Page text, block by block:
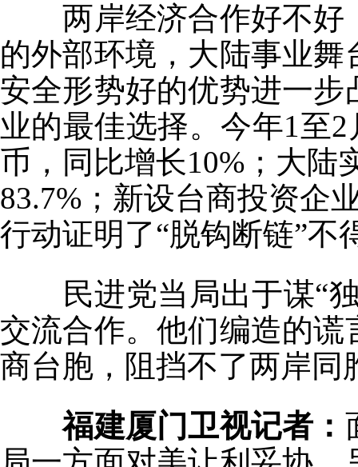
两岸经济合作好不好
的外部环境，大陆事业
安全形势好的优势进一
业的最佳选择。今年1至
币，同比增长10%；大陆
83.7%；新设台商投资企
行动证明了“脱钩断链”不
民进党当局出于谋“
交流合作。他们编造的
商台胞，阻挡不了两岸同
福建厦门卫视记者：